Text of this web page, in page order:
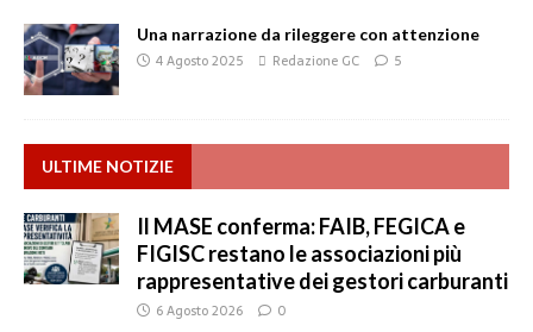
Una narrazione da rileggere con attenzione
4 Agosto 2025 Redazione GC 5
ULTIME NOTIZIE
Il MASE conferma: FAIB, FEGICA e
FIGISC restano le associazioni più
rappresentative dei gestori carburanti
6 Agosto 2026 0